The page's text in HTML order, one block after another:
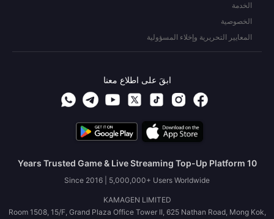
الخدمة
الخصوصية
المعايير التحريرية وإخلاء المسؤولية
ابقَ على اطلاع معنا
10 Years Trusted Game & Live Streaming Top-Up Platform
Since 2016 | 5,000,000+ Users Worldwide
KAMAGEN LIMITED
Room 1508, 15/F, Grand Plaza Office Tower II, 625 Nathan Road, Mong Kok,